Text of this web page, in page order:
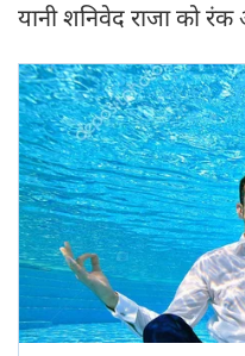
यानी शनिवेद राजा को